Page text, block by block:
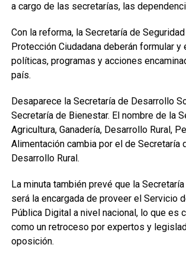
a cargo de las secretarías, las
Con la reforma, la Secretaría de
Protección Ciudadana deberán formular y
políticas, programas y acciones
país.
Desaparece la Secretaría de Desarrollo
Secretaría de Bienestar. El nombre de la
Agricultura, Ganadería, Desarrollo Rural,
Alimentación cambia por el de Secretaría
Desarrollo Rural.
La minuta también prevé que la
será la encargada de proveer el Servicio
Pública Digital a nivel nacional, lo que es
como un retroceso por expertos y
oposición.